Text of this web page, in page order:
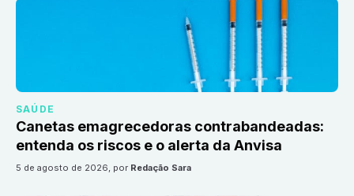
SAÚDE
Canetas emagrecedoras contrabandeadas:
entenda os riscos e o alerta da Anvisa
5 de agosto de 2026, por Redação Sara